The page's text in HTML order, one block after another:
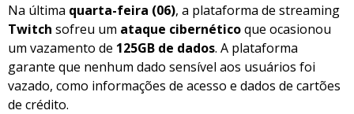
Na última quarta-feira (06), a plataforma de streaming
Twitch sofreu um ataque cibernéticoque ocasionou
um vazamento de 125GB de dados. A plataforma
garante que nenhum dado sensível aos usuários foi
vazado, como informações de acesso e dados de cartões
de crédito.